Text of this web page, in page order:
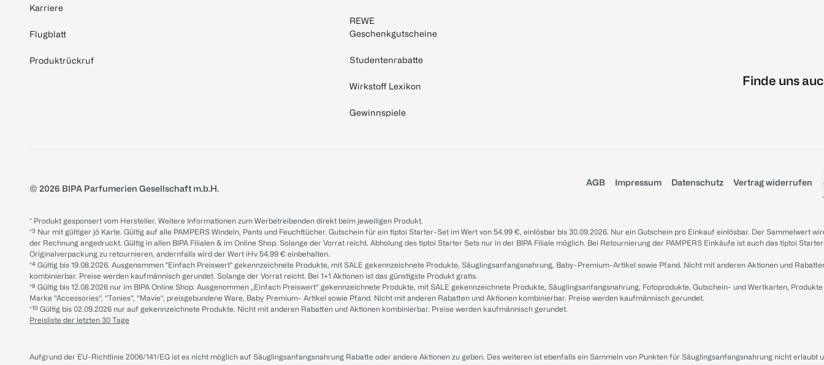
Karriere
Flugblatt
Produktrückruf
REWE
Geschenkgutscheine
Studentenrabatte
Wirkstoff Lexikon
Gewinnspiele
Finde uns
© 2026 BIPA Parfumerien Gesellschaft m.b.H.
AGB Impressum Datenschutz Vertrag widerrufen
* Produkt gesponsert vom Hersteller. Weitere Informationen zum Werbetreibenden direkt beim jeweiligen Produkt.
*³ Nur mit gültiger jö Karte. Gültig auf alle PAMPERS Windeln, Pants und Feuchttücher. Gutschein für ein tiptoi Starter-Set im Wert von 54.99 €, einlösbar bis 30.09.2026. Nur ein Gutschein pro Einkauf einlösbar. Der Sammelwert
der Rechnung angedruckt. Gültig in allen BIPA Filialen & im Online Shop. Solange der Vorrat reicht. Abholung des tiptoi Starter Sets nur in der BIPA Filiale möglich. Bei Retournierung der PAMPERS Einkäufe ist auch das tiptoi
Originalverpackung zu retournieren, andernfalls wird der Wert iHv 54.99 € einbehalten.
*⁴ Gültig bis 19.08.2026. Ausgenommen "Einfach Preiswert" gekennzeichnete Produkte, mit SALE gekennzeichnete Produkte, Säuglingsanfangsnahrung, Baby-Premium-Artikel sowie Pfand. Nicht mit anderen Aktionen und
kombinierbar. Preise werden kaufmännisch gerundet. Solange der Vorrat reicht. Bei 1+1 Aktionen ist das günstigste Produkt gratis.
*⁸ Gültig bis 12.08.2026 nur im BIPA Online Shop. Ausgenommen „Einfach Preiswert“ gekennzeichnete Produkte, mit SALE gekennzeichnete Produkte, Säuglingsanfangsnahrung, Fotoprodukte, Gutschein- und Wertkarten,
Marke “Accessories“, “Tonies“, “Mavie“, preisgebundene Ware, Baby Premium- Artikel sowie Pfand. Nicht mit anderen Rabatten und Aktionen kombinierbar. Preise werden kaufmännisch gerundet.
*¹⁰ Gültig bis 02.09.2026 nur auf gekennzeichnete Produkte. Nicht mit anderen Rabatten und Aktionen kombinierbar. Preise werden kaufmännisch gerundet.
Preisliste der letzten 30 Tage
Aufgrund der EU-Richtlinie 2006/141/EG ist es nicht möglich auf Säuglingsanfangsnahrung Rabatte oder andere Aktionen zu geben. Des weiteren ist ebenfalls ein Sammeln von Punkten für Säuglingsanfangsnahrung nicht erlaubt